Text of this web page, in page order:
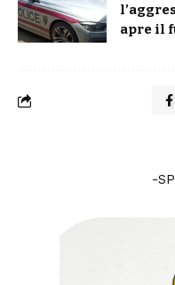
apre il
-